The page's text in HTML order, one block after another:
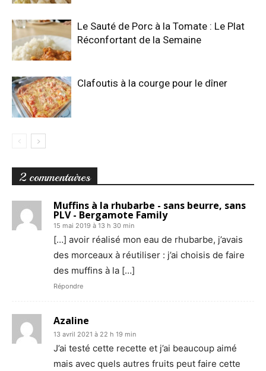
Le Sauté de Porc à la Tomate : Le Plat
Réconfortant de la Semaine
Clafoutis à la courge pour le dîner
2 commentaires
Muffins à la rhubarbe - sans beurre, sans
PLV - Bergamote Family
15 mai 2019 à 13 h 30 min
[…] avoir réalisé mon eau de rhubarbe, j’avais
des morceaux à réutiliser : j’ai choisis de faire
des muffins à la […]
Répondre
Azaline
13 avril 2021 à 22 h 19 min
J’ai testé cette recette et j’ai beaucoup aimé
mais avec quels autres fruits peut faire cette